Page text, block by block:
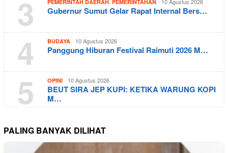
3 PEMERINTAH DAERAH PEMERINTAHAN
Gubernur Sumut Gelar Rapat Internal Bers…
4 BUDAYA 10 Agustus 2026
Panggung Hiburan Festival Raimuti 2026 M…
5 OPINI 10 Agustus 2026
BEUT SIRA JEP KUPI: KETIKA WARUNG KOPI
M…
PALING BANYAK DILIHAT